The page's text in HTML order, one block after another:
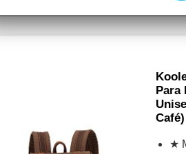
Para
Café)
★